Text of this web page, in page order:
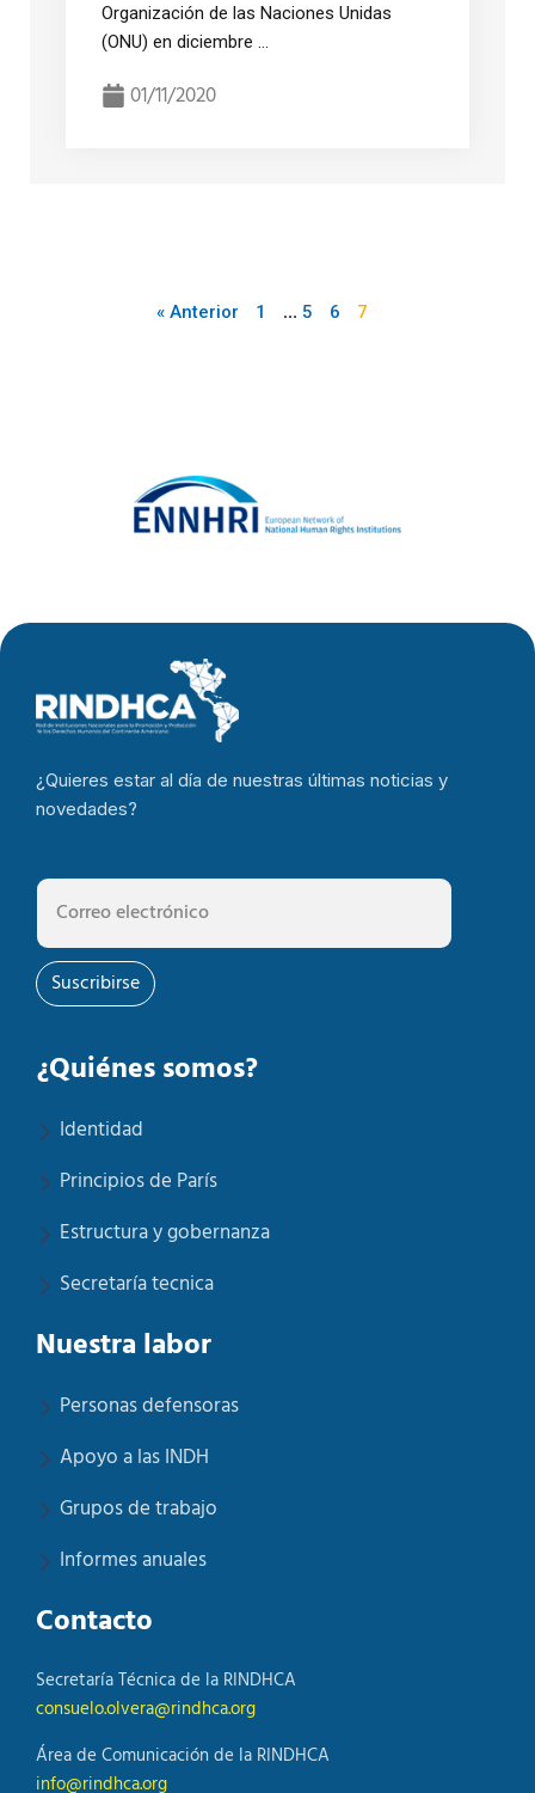
Organización de las Naciones Unidas
(ONU) en diciembre ...
01/11/2020
« Anterior 1 … 5 6 7
¿Quieres estar al día de nuestras últimas noticias y
novedades?
Suscribirse
¿Quiénes somos?
Identidad
Principios de París
Estructura y gobernanza
Secretaría tecnica
Nuestra labor
Personas defensoras
Apoyo a las INDH
Grupos de trabajo
Informes anuales
Contacto
Secretaría Técnica de la RINDHCA
consuelo.olvera@rindhca.org
Área de Comunicación de la RINDHCA
info@rindhca.org